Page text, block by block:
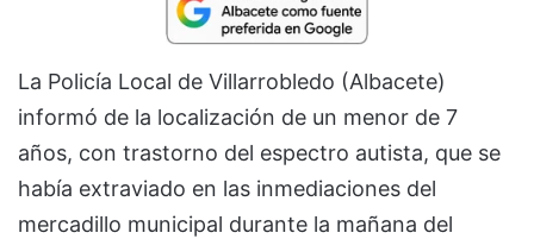
La Policía Local de Villarrobledo (Albacete)
informó de la localización de un menor de 7
años, con trastorno del espectro autista, que se
había extraviado en las inmediaciones del
mercadillo municipal durante la mañana del